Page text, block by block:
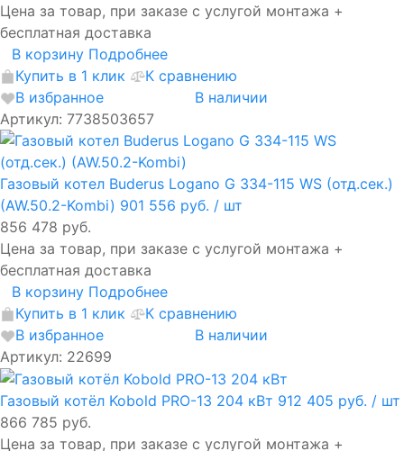
Цена за товар, при заказе с услугой монтажа +
бесплатная доставка
В корзину Подробнее
Купить в 1 клик
К сравнению
В избранное
В наличии
Артикул: 7738503657
Газовый котел Buderus Logano G 334-115 WS (отд.сек.)
(AW.50.2-Kombi) 901 556 руб. / шт
856 478 руб.
Цена за товар, при заказе с услугой монтажа +
бесплатная доставка
В корзину Подробнее
Купить в 1 клик
К сравнению
В избранное
В наличии
Артикул: 22699
Газовый котёл Kobold PRO-13 204 кВт 912 405 руб. / шт
866 785 руб.
Цена за товар, при заказе с услугой монтажа +